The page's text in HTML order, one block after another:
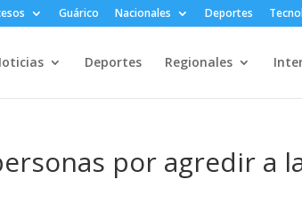
Guárico Nacionales Deportes
Deportes Regionales
por agredir a